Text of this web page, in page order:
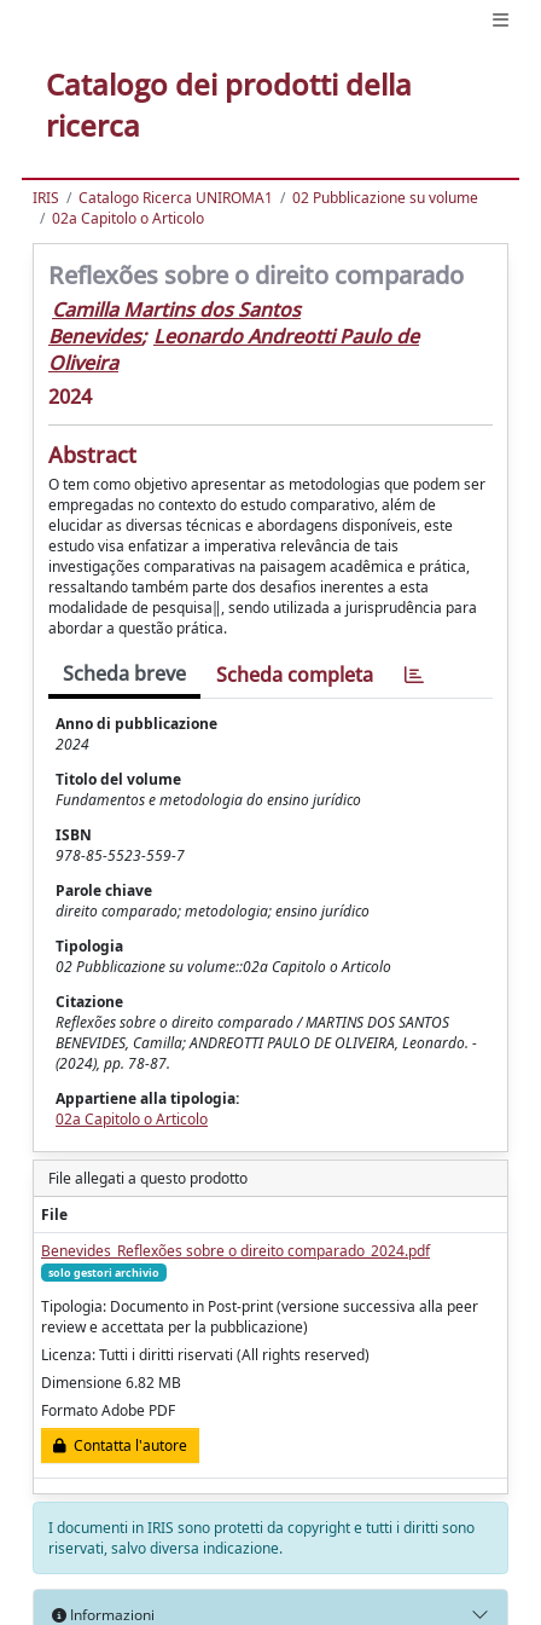
Catalogo dei prodotti della
ricerca
IRIS Catalogo Ricerca UNIROMA1
02 Pubblicazione su volume
02a Capitolo o Articolo
Reflexões sobre o direito comparado
Camilla Martins dos Santos
Benevides; Leonardo Andreotti Paulo de
Oliveira
2024
Abstract
O tem como objetivo apresentar as metodologias que podem ser
empregadas no contexto do estudo comparativo, além de
elucidar as diversas técnicas e abordagens disponíveis, este
estudo visa enfatizar a imperativa relevância de tais
investigações comparativas na paisagem acadêmica e prática,
ressaltando também parte dos desafios inerentes a esta
modalidade de pesquisa‖, sendo utilizada a jurisprudência para
abordar a questão prática.
Scheda breve Scheda completa
Anno di pubblicazione
2024
Titolo del volume
Fundamentos e metodologia do ensino jurídico
ISBN
978-85-5523-559-7
Parole chiave
direito comparado; metodologia; ensino jurídico
Tipologia
02 Pubblicazione su volume::02a Capitolo o Articolo
Citazione
Reflexões sobre o direito comparado / MARTINS DOS SANTOS
BENEVIDES, Camilla; ANDREOTTI PAULO DE OLIVEIRA, Leonardo. -
(2024), pp. 78-87.
Appartiene alla tipologia:
02a Capitolo o Articolo
File allegati a questo prodotto
File
Benevides_Reflexões sobre o direito comparado_2024.pdf
solo gestori archivio
Tipologia: Documento in Post-print (versione successiva alla peer
review e accettata per la pubblicazione)
Licenza: Tutti i diritti riservati (All rights reserved)
Dimensione 6.82 MB
Formato Adobe PDF
Contatta l'autore
I documenti in IRIS sono protetti da copyright e tutti i diritti sono
riservati, salvo diversa indicazione.
Informazioni